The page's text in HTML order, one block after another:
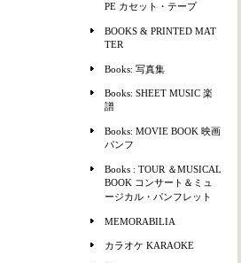
PE カセット・テープ
BOOKS & PRINTED MAT
TER
Books: 写真集
Books: SHEET MUSIC 楽
譜
Books: MOVIE BOOK 映画
パンフ
Books : TOUR ＆MUSICAL
BOOK コンサート＆ミュ
ージカル・パンフレット
MEMORABILIA
カラオケ KARAOKE